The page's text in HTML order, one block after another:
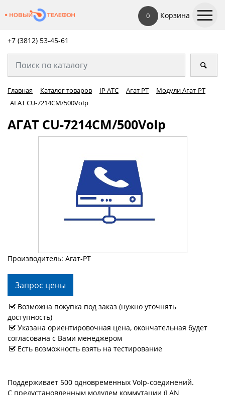
0 Корзина
+7 (3812) 53-45-61
Главная Каталог товаров IP АТС Агат РТ
Модули Агат-РТ
АГАТ CU-7214CM/500VoIp
АГАТ CU-7214CM/500VoIp
Производитель: Агат-РТ
Запрос цены
Возможна покупка под заказ (нужно уточнять
доступность)
Указана ориентировочная цена, окончательная будет
согласована с Вами менеджером
Есть возможность взять на тестирование
Поддерживает 500 одновременных VoIp-соединений.
С предустановленным модулем коммутации (LAN